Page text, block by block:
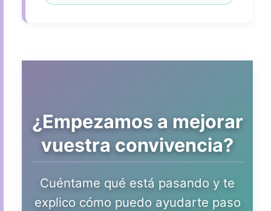
¿Empezamos a mejorar
vuestra convivencia?
Cuéntame qué está pasando y te
explico cómo puedo ayudarte paso